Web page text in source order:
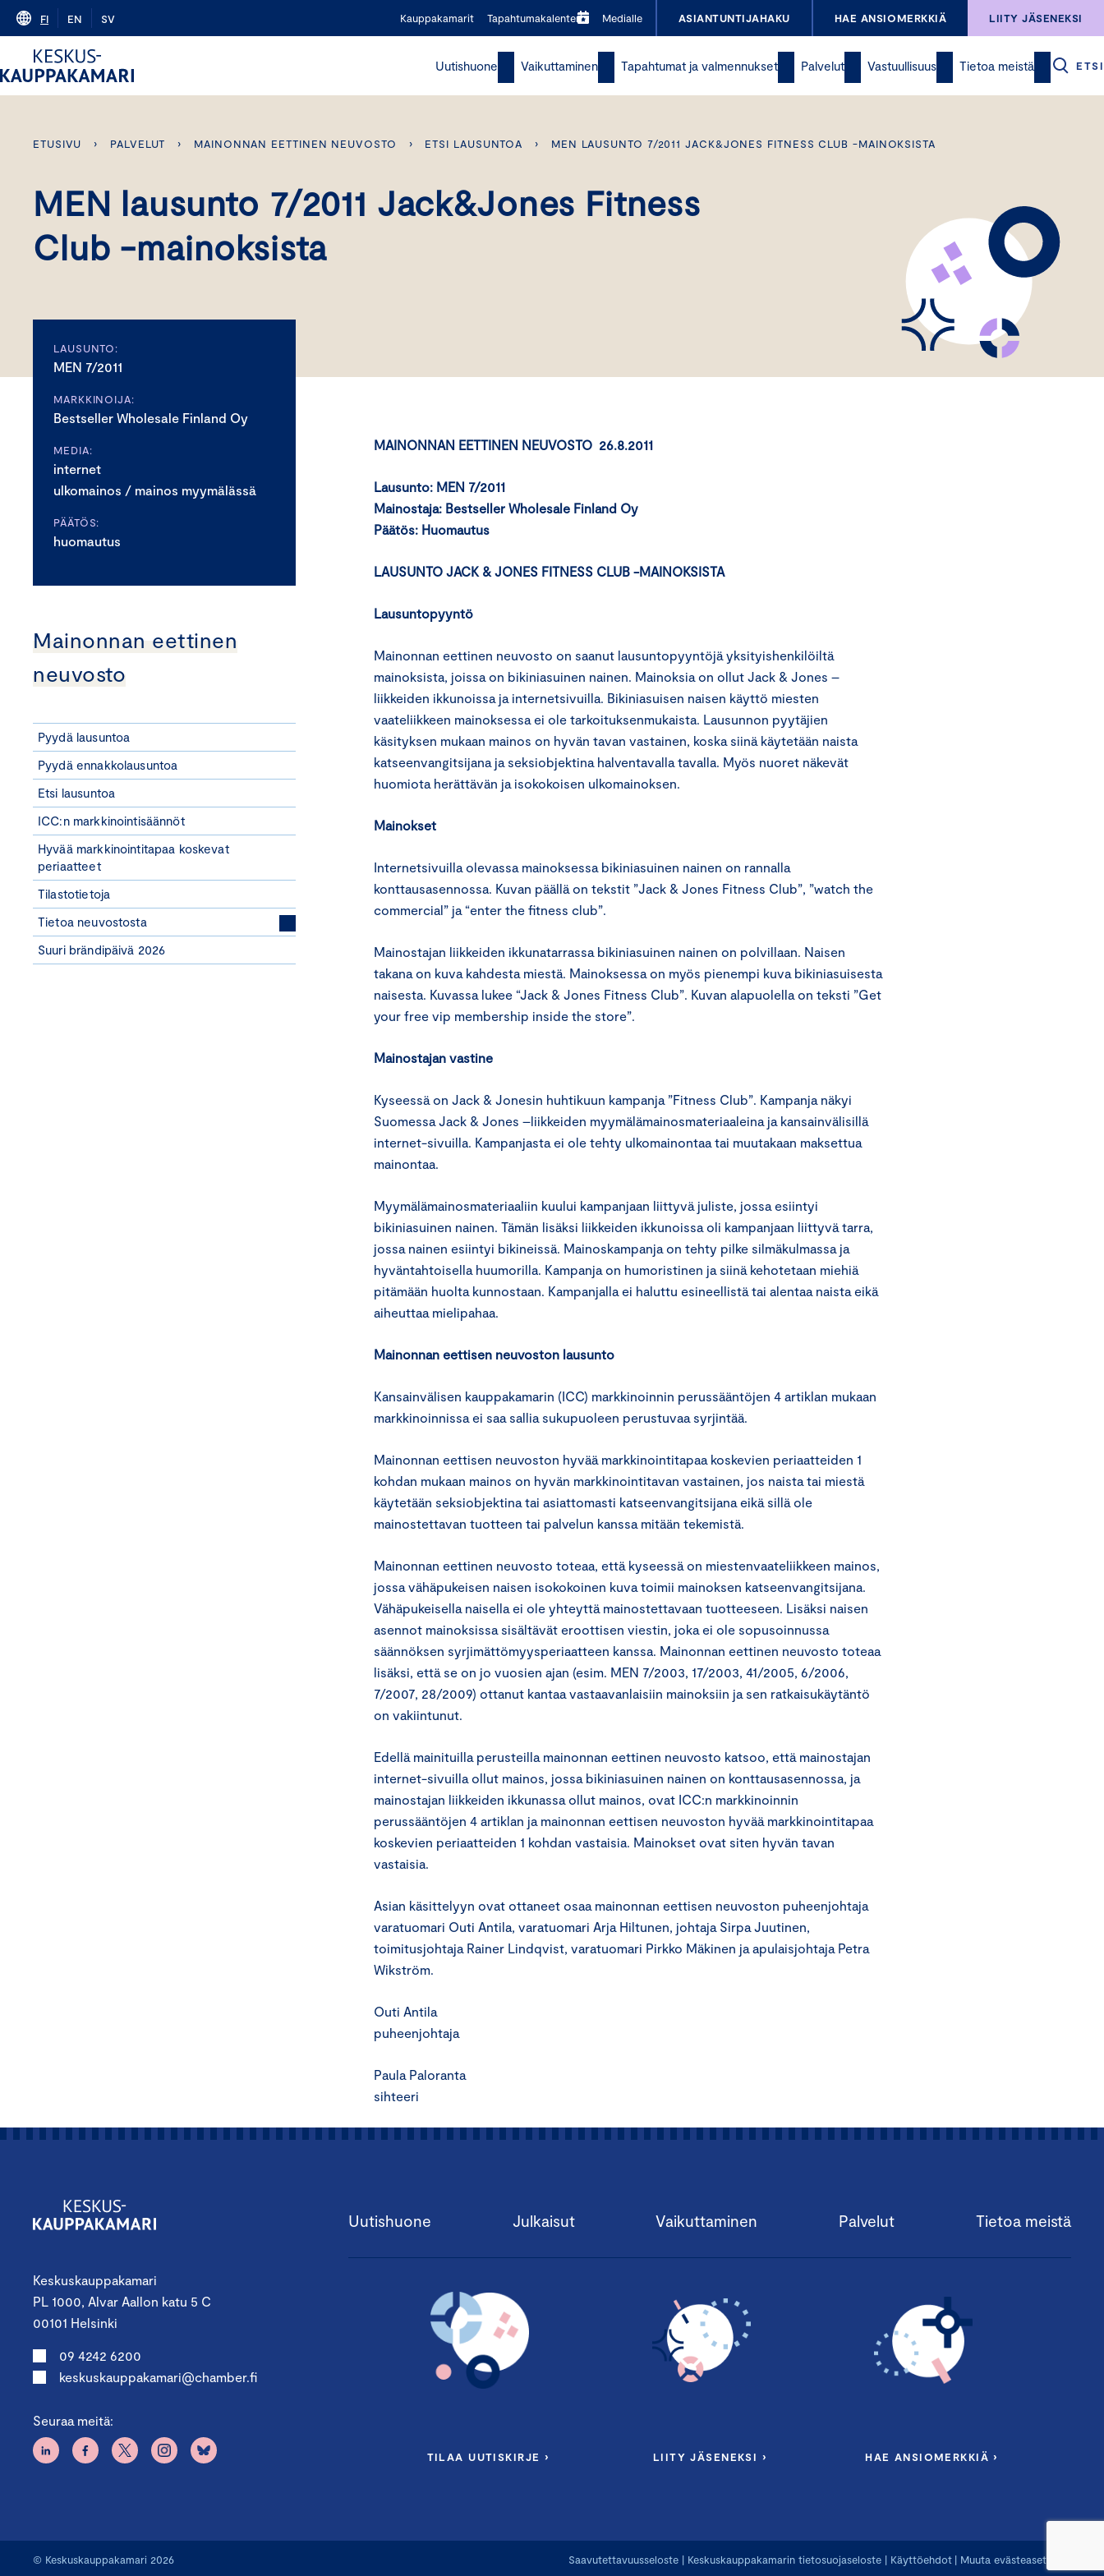
Skip
content
FI EN SV Kauppakamarit Tapahtumakalenteri Medialle ASIANTUNTIJAHAKU HAE ANSIOMERKKIÄ LIITY JÄSENEKSI
Uutishuone Vaikuttaminen Tapahtumat ja valmennukset Palvelut Vastuullisuus Tietoa meistä ETSI
ETUSIVU › PALVELUT › MAINONNAN EETTINEN NEUVOSTO › ETSI LAUSUNTOA › MEN LAUSUNTO 7/2011 JACK&JONES FITNESS CLUB -MAINOKSISTA
MEN lausunto 7/2011 Jack&Jones Fitness
Club -mainoksista
LAUSUNTO:
MEN 7/2011
MARKKINOIJA:
Bestseller Wholesale Finland Oy
MEDIA:
internet
ulkomainos / mainos myymälässä
PÄÄTÖS:
huomautus
Mainonnan eettinen
neuvosto
Pyydä lausuntoa
Pyydä ennakkolausuntoa
Etsi lausuntoa
ICC:n markkinointisäännöt
Hyvää markkinointitapaa koskevat
periaatteet
Tilastotietoja
Tietoa neuvostosta
Suuri brändipäivä 2026
MAINONNAN EETTINEN NEUVOSTO 26.8.2011
Lausunto: MEN 7/2011
Mainostaja: Bestseller Wholesale Finland Oy
Päätös: Huomautus
LAUSUNTO JACK & JONES FITNESS CLUB -MAINOKSISTA
Lausuntopyyntö
Mainonnan eettinen neuvosto on saanut lausuntopyyntöjä yksityishenkilöiltä
mainoksista, joissa on bikiniasuinen nainen. Mainoksia on ollut Jack & Jones –
liikkeiden ikkunoissa ja internetsivuilla. Bikiniasuisen naisen käyttö miesten
vaateliikkeen mainoksessa ei ole tarkoituksenmukaista. Lausunnon pyytäjien
käsityksen mukaan mainos on hyvän tavan vastainen, koska siinä käytetään naista
katseenvangitsijana ja seksiobjektina halventavalla tavalla. Myös nuoret näkevät
huomiota herättävän ja isokokoisen ulkomainoksen.
Mainokset
Internetsivuilla olevassa mainoksessa bikiniasuinen nainen on rannalla
konttausasennossa. Kuvan päällä on tekstit ”Jack & Jones Fitness Club”, ”watch the
commercial” ja “enter the fitness club”.
Mainostajan liikkeiden ikkunatarrassa bikiniasuinen nainen on polvillaan. Naisen
takana on kuva kahdesta miestä. Mainoksessa on myös pienempi kuva bikiniasuisesta
naisesta. Kuvassa lukee “Jack & Jones Fitness Club”. Kuvan alapuolella on teksti ”Get
your free vip membership inside the store”.
Mainostajan vastine
Kyseessä on Jack & Jonesin huhtikuun kampanja ”Fitness Club”. Kampanja näkyi
Suomessa Jack & Jones –liikkeiden myymälämainosmateriaaleina ja kansainvälisillä
internet-sivuilla. Kampanjasta ei ole tehty ulkomainontaa tai muutakaan maksettua
mainontaa.
Myymälämainosmateriaaliin kuului kampanjaan liittyvä juliste, jossa esiintyi
bikiniasuinen nainen. Tämän lisäksi liikkeiden ikkunoissa oli kampanjaan liittyvä tarra,
jossa nainen esiintyi bikineissä. Mainoskampanja on tehty pilke silmäkulmassa ja
hyväntahtoisella huumorilla. Kampanja on humoristinen ja siinä kehotetaan miehiä
pitämään huolta kunnostaan. Kampanjalla ei haluttu esineellistä tai alentaa naista eikä
aiheuttaa mielipahaa.
Mainonnan eettisen neuvoston lausunto
Kansainvälisen kauppakamarin (ICC) markkinoinnin perussääntöjen 4 artiklan mukaan
markkinoinnissa ei saa sallia sukupuoleen perustuvaa syrjintää.
Mainonnan eettisen neuvoston hyvää markkinointitapaa koskevien periaatteiden 1
kohdan mukaan mainos on hyvän markkinointitavan vastainen, jos naista tai miestä
käytetään seksiobjektina tai asiattomasti katseenvangitsijana eikä sillä ole
mainostettavan tuotteen tai palvelun kanssa mitään tekemistä.
Mainonnan eettinen neuvosto toteaa, että kyseessä on miestenvaateliikkeen mainos,
jossa vähäpukeisen naisen isokokoinen kuva toimii mainoksen katseenvangitsijana.
Vähäpukeisella naisella ei ole yhteyttä mainostettavaan tuotteeseen. Lisäksi naisen
asennot mainoksissa sisältävät eroottisen viestin, joka ei ole sopusoinnussa
säännöksen syrjimättömyysperiaatteen kanssa. Mainonnan eettinen neuvosto toteaa
lisäksi, että se on jo vuosien ajan (esim. MEN 7/2003, 17/2003, 41/2005, 6/2006,
7/2007, 28/2009) ottanut kantaa vastaavanlaisiin mainoksiin ja sen ratkaisukäytäntö
on vakiintunut.
Edellä mainituilla perusteilla mainonnan eettinen neuvosto katsoo, että mainostajan
internet-sivuilla ollut mainos, jossa bikiniasuinen nainen on konttausasennossa, ja
mainostajan liikkeiden ikkunassa ollut mainos, ovat ICC:n markkinoinnin
perussääntöjen 4 artiklan ja mainonnan eettisen neuvoston hyvää markkinointitapaa
koskevien periaatteiden 1 kohdan vastaisia. Mainokset ovat siten hyvän tavan
vastaisia.
Asian käsittelyyn ovat ottaneet osaa mainonnan eettisen neuvoston puheenjohtaja
varatuomari Outi Antila, varatuomari Arja Hiltunen, johtaja Sirpa Juutinen,
toimitusjohtaja Rainer Lindqvist, varatuomari Pirkko Mäkinen ja apulaisjohtaja Petra
Wikström.
Outi Antila
puheenjohtaja
Paula Paloranta
sihteeri
Keskuskauppakamari
PL 1000, Alvar Aallon katu 5 C
00101 Helsinki
09 4242 6200
keskuskauppakamari@chamber.fi
Seuraa meitä:
Uutishuone Julkaisut Vaikuttaminen Palvelut Tietoa meistä
TILAA UUTISKIRJE › LIITY JÄSENEKSI › HAE ANSIOMERKKIÄ ›
© Keskuskauppakamari 2026 Saavutettavuusseloste | Keskuskauppakamarin tietosuojaseloste | Käyttöehdot | Muuta evästeasetuksia